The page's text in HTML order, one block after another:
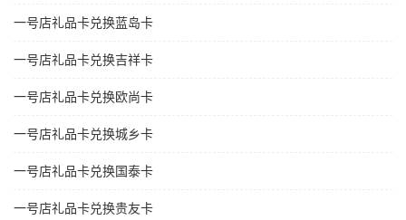
一号店礼品卡兑换蓝岛卡
一号店礼品卡兑换吉祥卡
一号店礼品卡兑换欧尚卡
一号店礼品卡兑换城乡卡
一号店礼品卡兑换国泰卡
一号店礼品卡兑换贵友卡